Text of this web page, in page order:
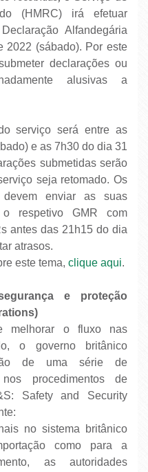
(HMRC) irá efetuar
Alfandegária
2022 (sábado). Por este
declarações ou
alusivas a
serviço será entre as
e as 7h30 do dia 31
submetidas serão
seja retomado. Os
devem enviar as suas
respetivo GMR com
antes das 21h15 do dia
atrasos.
este tema, clique aqui.
e proteção
melhorar o fluxo nas
o governo britânico
de uma série de
procedimentos de
Safety and Security
no sistema britânico
como para a
as autoridades